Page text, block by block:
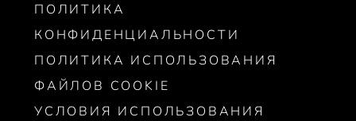
ПОЛИТИКА
КОНФИДЕНЦИАЛЬНОСТИ
ПОЛИТИКА ИСПОЛЬЗОВАНИЯ
ФАЙЛОВ COOKIE
УСЛОВИЯ ИСПОЛЬЗОВАНИЯ